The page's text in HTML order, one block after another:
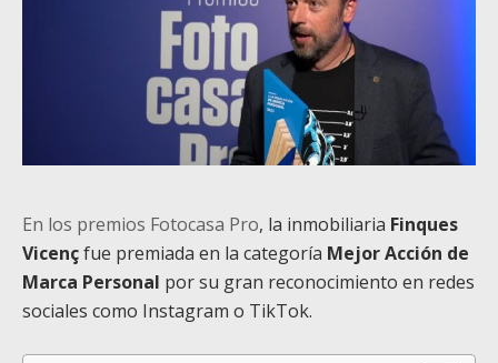
En los premios Fotocasa Pro, la inmobiliaria Finques
Vicençfue premiada en la categoría Mejor Acción de
Marca Personal por su gran reconocimiento en redes
sociales como Instagram o TikTok.